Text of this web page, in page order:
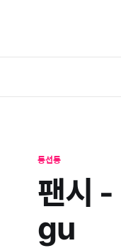
동선동
팬시
gu